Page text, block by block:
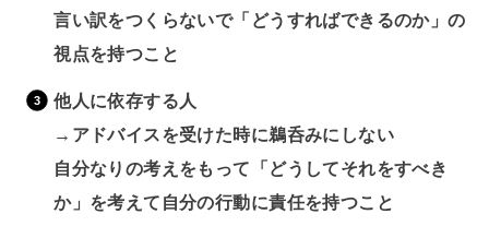
言い訳をつくらないで「どうすればできるのか」の
視点を持つこと
他人に依存する人
→アドバイスを受けた時に鵜呑みにしない
自分なりの考えをもって「どうしてそれをすべき
か」を考えて自分の行動に責任を持つこと